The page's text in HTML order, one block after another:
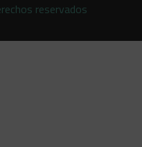
reservados